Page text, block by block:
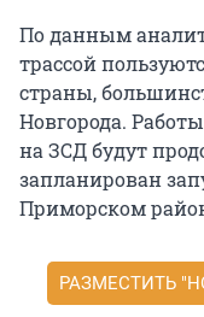
По данным
трассой
страны,
Новгорода.
на ЗСД будут
запланирован
Приморском
РАЗМЕСТИТЬ